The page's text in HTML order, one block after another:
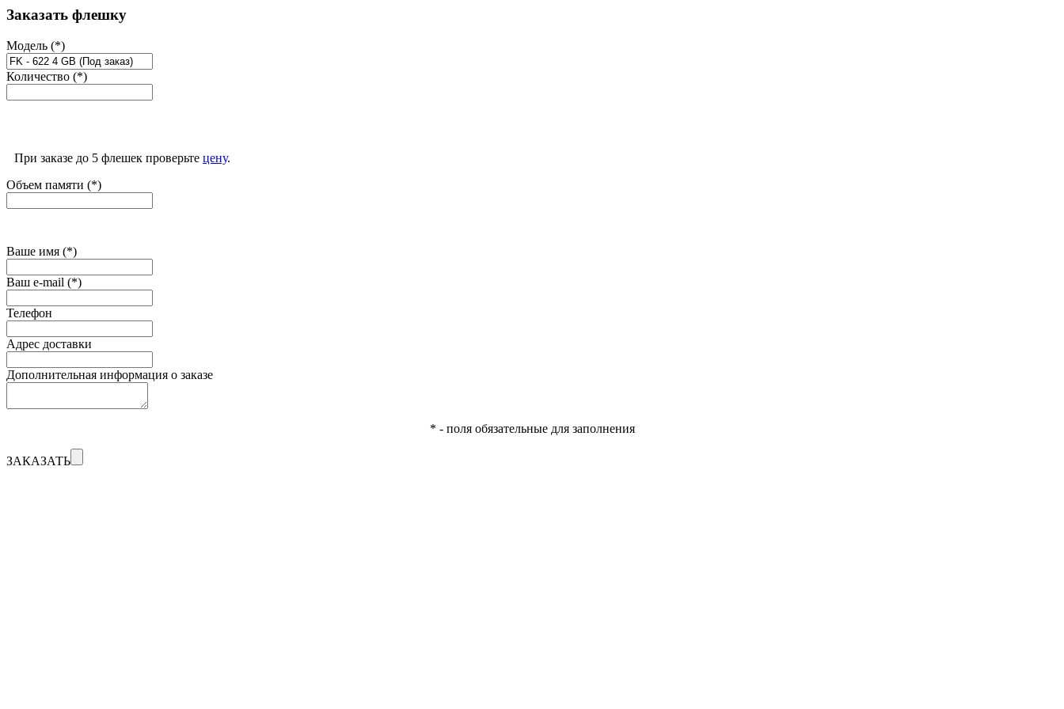
Заказать флешку
Модель (*)
Количество (*)
При заказе до 5 флешек проверьте цену.
Объем памяти (*)
Ваше имя (*)
Ваш e-mail (*)
Телефон
Адрес доставки
Дополнительная информация о заказе
* - поля обязательные для заполнения
ЗАКАЗАТЬ